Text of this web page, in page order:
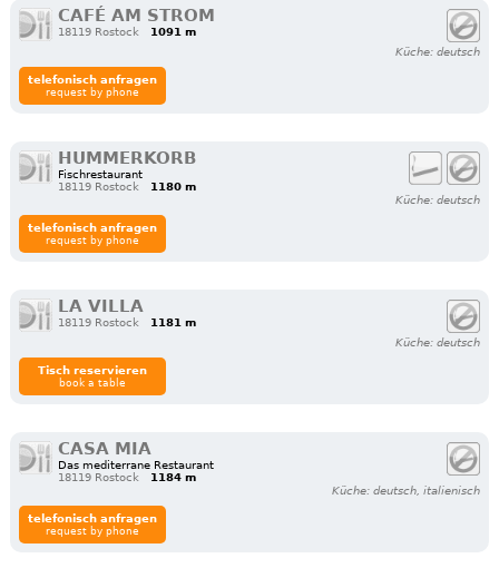
CAFÉ AM STROM
18119 Rostock
1091 m
Küche: deutsch
telefonisch anfragen
request by phone
HUMMERKORB
Fischrestaurant
18119 Rostock
1180 m
Küche: deutsch
telefonisch anfragen
request by phone
LA VILLA
18119 Rostock
1181 m
Küche: deutsch
Tisch reservieren
book a table
CASA MIA
Das mediterrane Restaurant
18119 Rostock
1184 m
Küche: deutsch, italienisch
telefonisch anfragen
request by phone